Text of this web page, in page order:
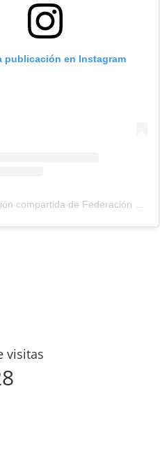
publicación en Instagram
visitas